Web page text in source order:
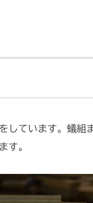
しています。蟻組
す。